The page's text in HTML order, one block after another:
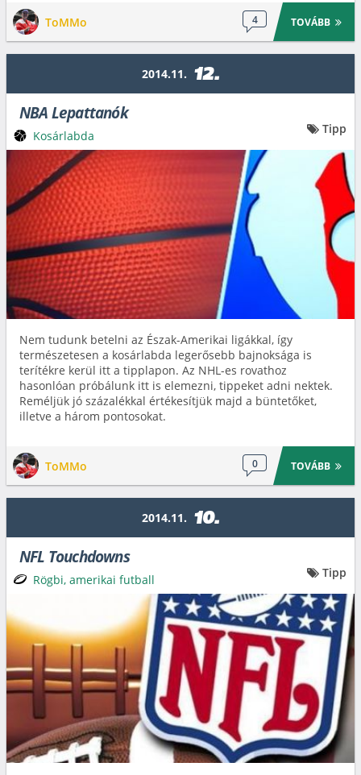
ToMMo 4 TOVÁBB
2014.11. 12.
NBA Lepattanók
Nem tudunk betelni az Észak-Amerikai ligákkal, így
természetesen a kosárlabda legerősebb bajnoksága is
terítékre kerül itt a tipplapon. Az NHL-es rovathoz
hasonlóan próbálunk itt is elemezni, tippeket adni nektek.
Reméljük jó százalékkal értékesítjük majd a büntetőket,
illetve a három pontosokat.
ToMMo 0 TOVÁBB
Kosárlabda Tipp
2014.11. 10.
NFL Touchdowns
Rögbi, amerikai futball Tipp